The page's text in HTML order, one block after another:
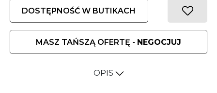
DOSTĘPNOŚĆ W BUTIKACH
MASZ TAŃSZĄ OFERTĘ - NEGOCJUJ
OPIS